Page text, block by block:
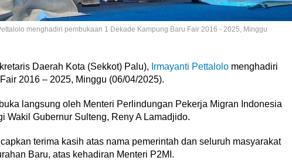
menghadiri pembukaan 1 Dekade Kampung Baru Fair 2016 - 2025, Minggu
Daerah Kota (Sekkot) Palu), Irmayanti Pettalolomenghadiri
2016 – 2025, Minggu (06/04/2025).
langsung oleh Menteri Perlindungan Pekerja Migran Indonesia
Wakil Gubernur Sulteng, Reny A Lamadjido.
terima kasih atas nama pemerintah dan seluruh masyarakat
Baru, atas kehadiran Menteri P2MI.